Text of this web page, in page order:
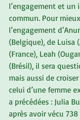
l’engagement et un
commun. Pour
l’engagement
(Belgique), de Luisa
(France), Leah
(Brésil), il sera
mais aussi de
celui d’une femme
a précédées : Julia
après avoir vécu